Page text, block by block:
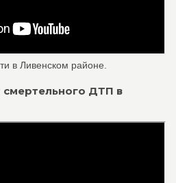
в Ливенском районе.
ДТП в